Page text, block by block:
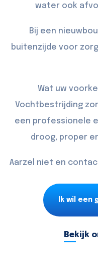
water ook
Bij een
buitenzijde voor
Wat uw
Vochtbestrijding
een professionele
droog, proper
Aarzel niet en
Ik wil een
Bekijk